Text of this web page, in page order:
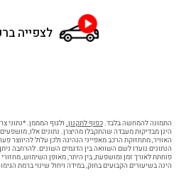
לצפייה
התמונה להמחשה בלבד.כפוף לתקנון. ולגוף המממן. *נתוני
הינן מבדיקות מעבדה שהתקבלו מהיצרן. נתונים אלו,
האוויר, מתחזוקת הרכב מאפייני הנהיגה ולכן עלול להיווצר
הנתונים נועדו לשם השוואה בין הדגמים השונים. להרחבה
פוחתת לאורך זמן ומושפעת, בין היתר, מאופן השימוש,
הינה בשיעורים הקבועים בחוק, במידה ויחול שינוי ברמת